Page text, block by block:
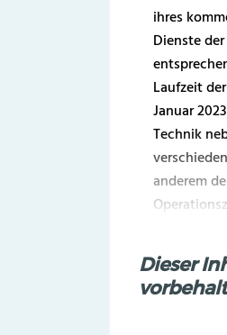
ihres
Dienste
Laufzeit
Januar
Technik
anderem
Dieser